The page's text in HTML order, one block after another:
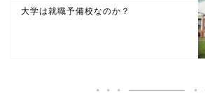
大学は就職予備校なのか？